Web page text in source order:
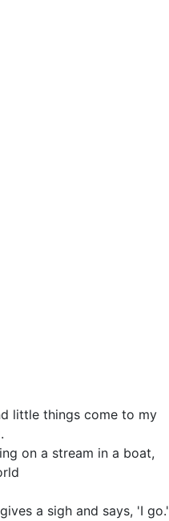
little things come to my
on a stream in a boat,
a sigh and says, 'I go.'